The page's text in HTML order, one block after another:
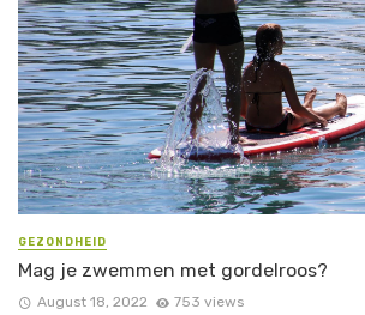
GEZONDHEID
Mag je zwemmen met gordelroos?
August 18, 2022 753 views